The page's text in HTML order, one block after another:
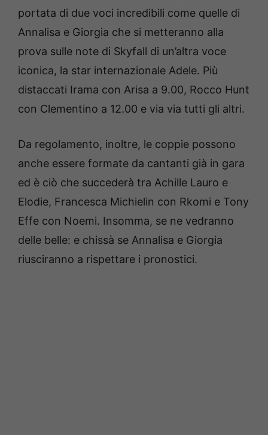
portata di due voci incredibili come quelle di
Annalisa e Giorgia che si metteranno alla
prova sulle note di Skyfall di un’altra voce
iconica, la star internazionale Adele. Più
distaccati Irama con Arisa a 9.00, Rocco Hunt
con Clementino a 12.00 e via via tutti gli altri.
Da regolamento, inoltre, le coppie possono
anche essere formate da cantanti già in gara
ed è ciò che succederà tra Achille Lauro e
Elodie, Francesca Michielin con Rkomi e Tony
Effe con Noemi. Insomma, se ne vedranno
delle belle: e chissà se Annalisa e Giorgia
riusciranno a rispettare i pronostici.